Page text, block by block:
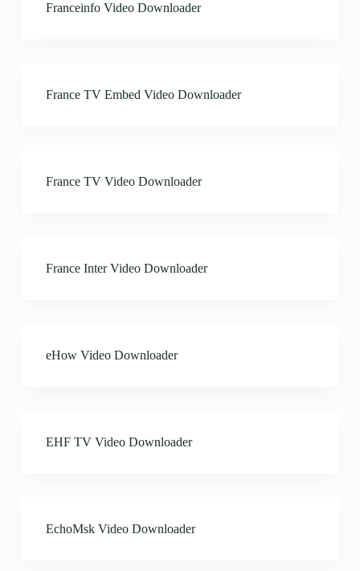
Franceinfo Video Downloader
France TV Embed Video Downloader
France TV Video Downloader
France Inter Video Downloader
eHow Video Downloader
EHF TV Video Downloader
EchoMsk Video Downloader